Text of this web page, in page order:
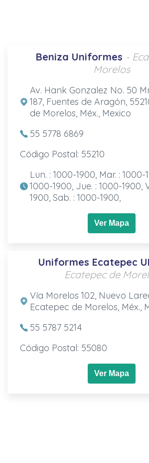
Beniza Uniformes -
Morelos
Av. Hank Gonzalez No. 50
187, Fuentes de Aragón,
de Morelos, Méx., Mexico
55 5778 6869
Código Postal: 55210
Lun. : 1000-1900, Mar. : 1000-
1000-1900, Jue. : 1000-1900,
1900, Sab. : 1000-1900,
Ver Mapa
Uniformes Ecatepec
Ecatepec de
Vía Morelos 102, Nuevo
Ecatepec de Morelos, Méx.,
55 5787 5214
Código Postal: 55080
Ver Mapa